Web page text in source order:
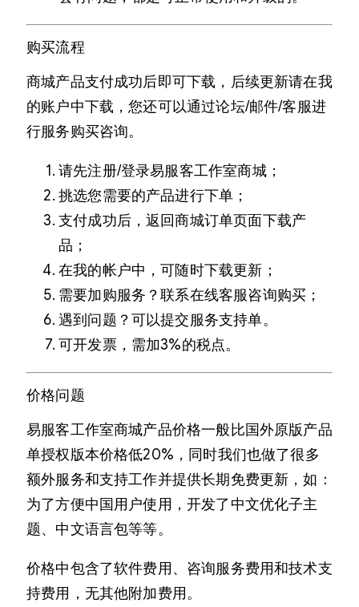
购买流程
商城产品支付成功后即可下载，后续更新请在我
的账户中下载，您还可以通过论坛/邮件/客服进
行服务购买咨询。
请先注册/登录易服客工作室商城；
挑选您需要的产品进行下单；
支付成功后，返回商城订单页面下载产
品；
在我的帐户中，可随时下载更新；
需要加购服务？联系在线客服咨询购买；
遇到问题？可以提交服务支持单。
可开发票，需加3%的税点。
价格问题
易服客工作室商城产品价格一般比国外原版产品
单授权版本价格低20%，同时我们也做了很多
额外服务和支持工作并提供长期免费更新，如：
为了方便中国用户使用，开发了中文优化子主
题、中文语言包等等。
价格中包含了软件费用、咨询服务费用和技术支
持费用，无其他附加费用。